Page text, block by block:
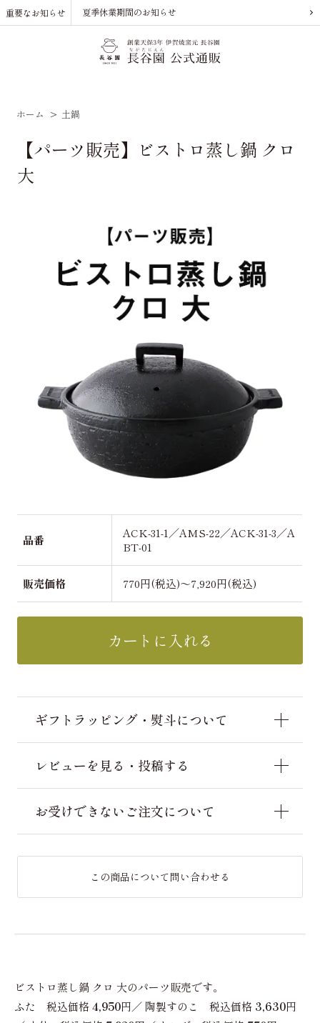
重要なお知らせ 夏季休業期間のお知らせ
ホーム > 土鍋
【パーツ販売】ビストロ蒸し鍋 クロ
大
品番
ACK-31-1／AMS-22／ACK-31-3／A
BT-01
販売価格 770円(税込)～7,920円(税込)
カートに入れる
ギフトラッピング・熨斗について
レビューを見る・投稿する
お受けできないご注文について
この商品について問い合わせる
ビストロ蒸し鍋 クロ 大のパーツ販売です。
ふた 税込価格4,950円／ 陶製すのこ 税込価格 3,630円